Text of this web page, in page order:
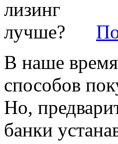
В наше время
способов
Но,
банки